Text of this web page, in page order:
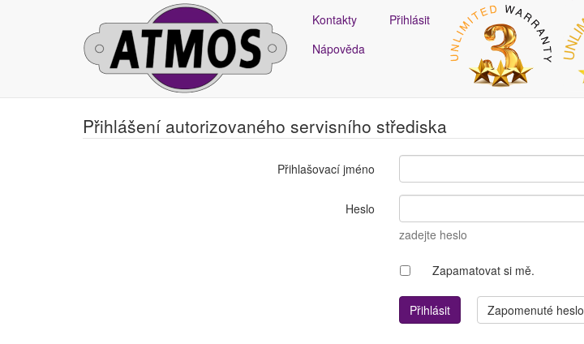
Kontakty
Nápověda
Přihlásit
Přihlášení autorizovaného servisního střediska
Přihlašovací jméno
Heslo
zadejte heslo
Zapamatovat si mě.
Zapomenuté heslo